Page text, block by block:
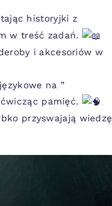
historyjki z
w treść zadań.
i akcesoriów w
na ”
pamięć.
przyswajają wiedzę